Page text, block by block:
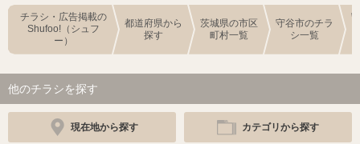
チラシ・広告掲載の
Shufoo!（シュフ
ー）
都道府県から
探す
茨城県の市区
町村一覧
守谷市のチラ
シ一覧
他のチラシを探す
現在地から探す カテゴリから探す